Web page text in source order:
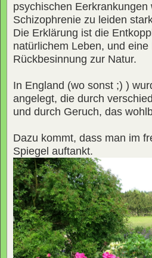
psychischen Eerkrankungen
Schizophrenie zu leiden
Die Erklärung ist die
natürlichem Leben, und
Rückbesinnung zur Natur.
In England (wo sonst ;) )
angelegt, die durch
und durch Geruch, das
Dazu kommt, dass man im
Spiegel auftankt.